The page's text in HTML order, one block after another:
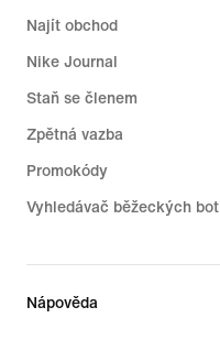
Najít obchod
Nike Journal
Staň se členem
Zpětná vazba
Promokódy
Vyhledávač běžeckých bot
Nápověda